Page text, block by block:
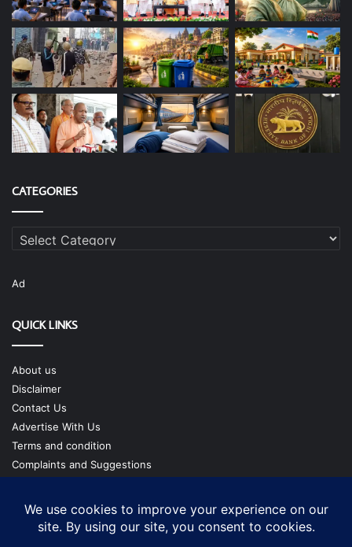
CATEGORIES
Categories
Ad
QUICK LINKS
About us
Disclaimer
Contact Us
Advertise With Us
Terms and condition
Complaints and Suggestions
Our Team